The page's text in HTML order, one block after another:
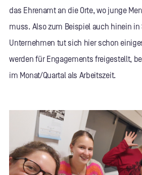
das Ehrenamt an die Orte, wo junge
muss. Also zum Beispiel auch hinein in
Unternehmen tut sich hier schon
werden für Engagements freigestellt,
im Monat/Quartal als Arbeitszeit.